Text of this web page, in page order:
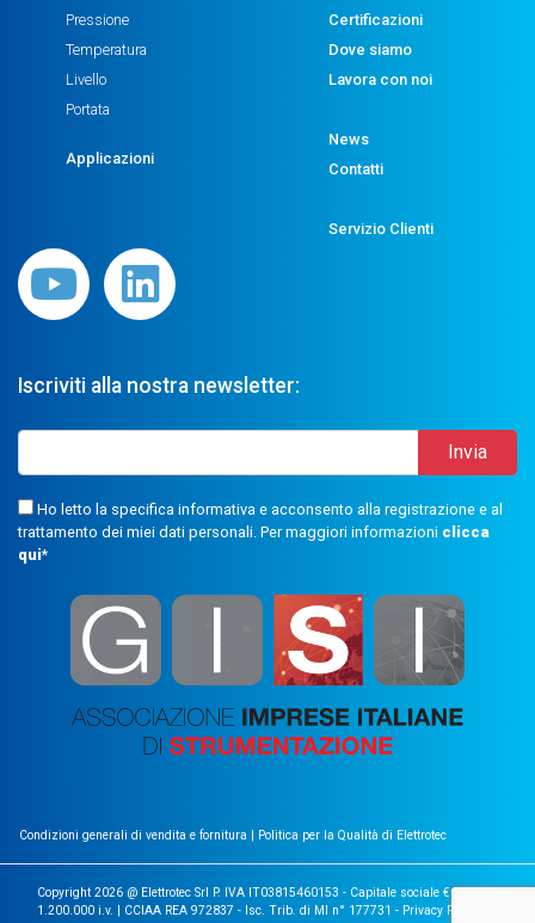
Pressione
Temperatura
Livello
Portata
Applicazioni
Certificazioni
Dove siamo
Lavora con noi
News
Contatti
Servizio Clienti
Iscriviti alla nostra newsletter:
Ho letto la specifica informativa e acconsento alla registrazione e al
trattamento dei miei dati personali. Per maggiori informazioni clicca
qui*
Condizioni generali di vendita e fornitura | Politica per la Qualità di Elettrotec
Copyright 2026 @ Elettrotec Srl P. IVA IT03815460153 - Capitale sociale €
1.200.000 i.v. | CCIAA REA 972837 - Isc. Trib. di MI n° 177731 - Privacy Policy